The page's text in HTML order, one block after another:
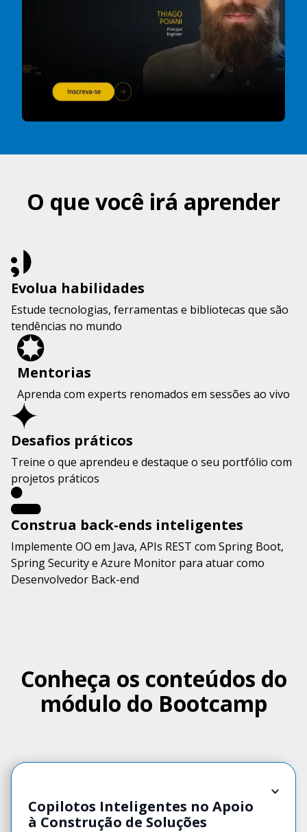
O que você irá aprender
Evolua habilidades
Estude tecnologias, ferramentas e bibliotecas que são
tendências no mundo
Mentorias
Aprenda com experts renomados em sessões ao vivo
Desafios práticos
Treine o que aprendeu e destaque o seu portfólio com
projetos práticos
Construa back-ends inteligentes
Implemente OO em Java, APIs REST com Spring Boot,
Spring Security e Azure Monitor para atuar como
Desenvolvedor Back-end
Conheça os conteúdos do
módulo do Bootcamp
Copilotos Inteligentes no Apoio
à Construção de Soluções